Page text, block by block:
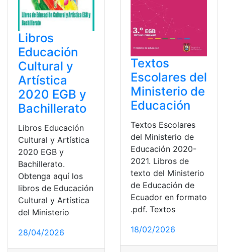
Libros
Educación
Cultural y
Artística
2020 EGB y
Bachillerato
Libros Educación
Cultural y Artística
2020 EGB y
Bachillerato.
Obtenga aquí los
libros de Educación
Cultural y Artística
del Ministerio
28/04/2026
Textos
Escolares del
Ministerio de
Educación
Textos Escolares
del Ministerio de
Educación 2020-
2021. Libros de
texto del Ministerio
de Educación de
Ecuador en formato
.pdf. Textos
18/02/2026